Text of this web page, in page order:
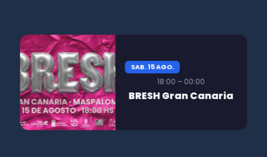
SAB. 15 AGO.
18:00 – 00:00
BRESH Gran Canaria